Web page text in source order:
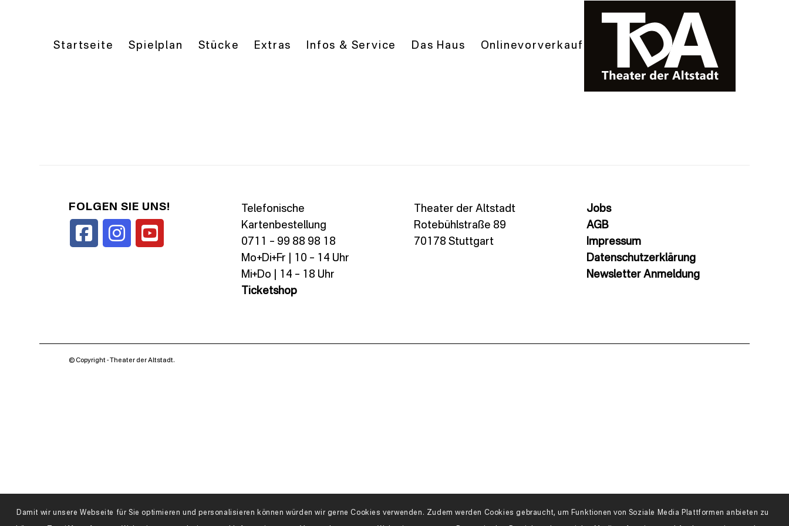
Startseite Spielplan Stücke Extras Infos & Service Das Haus Onlinevorverkauf
FOLGEN SIE UNS!
Telefonische
Kartenbestellung
0711 – 99 88 98 18
Mo+Di+Fr | 10 – 14 Uhr
Mi+Do | 14 – 18 Uhr
Ticketshop
Theater der Altstadt
Rotebühlstraße 89
70178 Stuttgart
Jobs
AGB
Impressum
Datenschutzerklärung
Newsletter Anmeldung
© Copyright - Theater der Altstadt.
Damit wir unsere Webseite für Sie optimieren und personalisieren können würden wir gerne Cookies verwenden. Zudem werden Cookies gebraucht, um Funktionen von Soziale Media Plattformen anbieten zu